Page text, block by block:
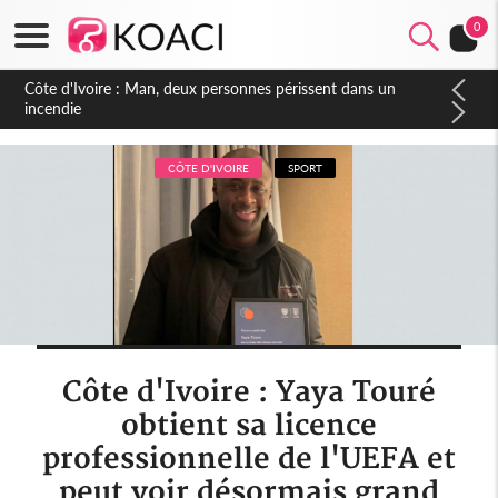
0
Côte d'Ivoire : Séileu, la célébration de la fête nationale
transformée en vaste campagne contre les produits
dépigmentants dangereux
CÔTE D'IVOIRE SPORT
Côte d'Ivoire : Yaya Touré
obtient sa licence
professionnelle de l'UEFA et